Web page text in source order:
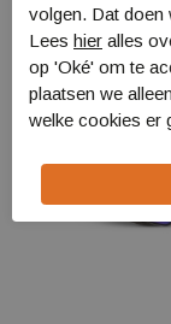
volgen. Dat doen
Lees hier alles
op 'Oké' om te
plaatsen we
welke cookies er